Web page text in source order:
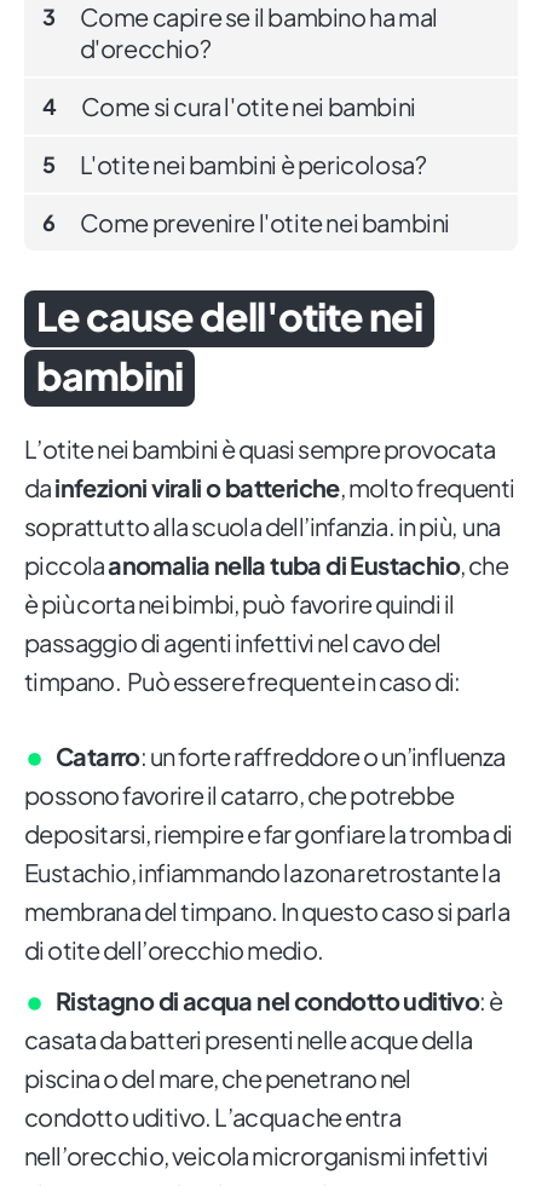
3
Come capire se il bambino ha mal
d'orecchio?
4 Come si cura l'otite nei bambini
5 L'otite nei bambini è pericolosa?
6 Come prevenire l'otite nei bambini
Le cause dell'otite nei
bambini
L’otite nei bambini è quasi sempre provocata
dainfezioni virali o batteriche, molto frequenti
soprattutto alla scuola dell’infanzia. in più, una
piccolaanomalia nella tuba di Eustachio, che
è più corta nei bimbi, può favorire quindi il
passaggio di agenti infettivi nel cavo del
timpano. Può essere frequente in caso di:
Catarro: un forte raffreddore o un’influenza
possono favorire il catarro, che potrebbe
depositarsi, riempire e far gonfiare la tromba di
Eustachio, infiammando la zona retrostante la
membrana del timpano. In questo caso si parla
di otite dell’orecchio medio.
Ristagno di acqua nel condotto uditivo: è
casata da batteri presenti nelle acque della
piscina o del mare, che penetrano nel
condotto uditivo. L’acqua che entra
nell’orecchio, veicola microrganismi infettivi